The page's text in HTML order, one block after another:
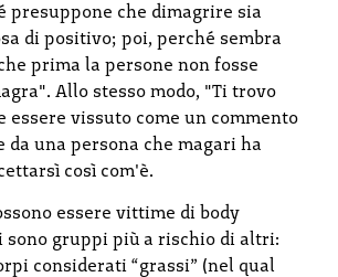
presuppone che dimagrire sia
di positivo; poi, perché sembra
prima la persone non fosse
Allo stesso modo, "Ti trovo
essere vissuto come un commento
da una persona che magari ha
così com'è.
essere vittime di body
sono gruppi più a rischio di altri:
considerati “grassi” (nel qual